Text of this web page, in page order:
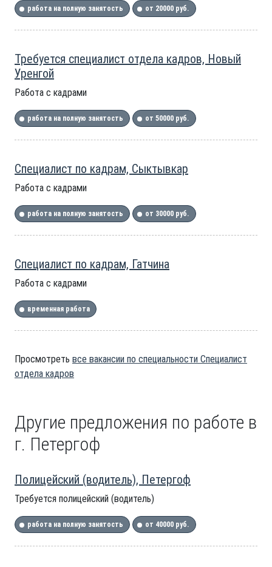
работа на полную занятость от 20000 руб.
Требуется специалист отдела кадров, Новый
Уренгой
Работа с кадрами
работа на полную занятость от 50000 руб.
Специалист по кадрам, Сыктывкар
Работа с кадрами
работа на полную занятость от 30000 руб.
Специалист по кадрам, Гатчина
Работа с кадрами
временная работа
Просмотреть все вакансии по специальности Специалист
отдела кадров
Другие предложения по работе в
г. Петергоф
Полицейский (водитель), Петергоф
Требуется полицейский (водитель)
работа на полную занятость от 40000 руб.